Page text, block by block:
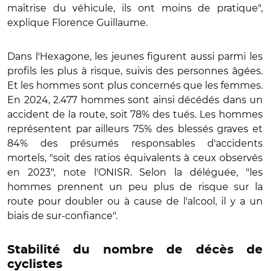
maîtrise du véhicule, ils ont moins de pratique",
explique Florence Guillaume.
Dans l'Hexagone, les jeunes figurent aussi parmi les
profils les plus à risque, suivis des personnes âgées.
Et les hommes sont plus concernés que les femmes.
En 2024, 2.477 hommes sont ainsi décédés dans un
accident de la route, soit 78% des tués. Les hommes
représentent par ailleurs 75% des blessés graves et
84% des présumés responsables d'accidents
mortels, "soit des ratios équivalents à ceux observés
en 2023", note l'ONISR. Selon la déléguée, "les
hommes prennent un peu plus de risque sur la
route pour doubler ou à cause de l'alcool, il y a un
biais de sur-confiance".
Stabilité du nombre de décès de
cyclistes